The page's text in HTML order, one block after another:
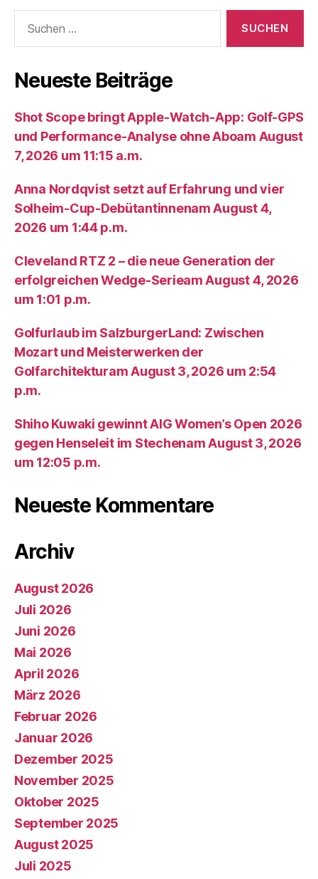
nach:
Neueste Beiträge
Shot Scope bringt Apple-Watch-App: Golf-GPS
und Performance-Analyse ohne Aboam August
7, 2026 um 11:15 a.m.
Anna Nordqvist setzt auf Erfahrung und vier
Solheim-Cup-Debütantinnenam August 4,
2026 um 1:44 p.m.
Cleveland RTZ 2 – die neue Generation der
erfolgreichen Wedge-Serieam August 4, 2026
um 1:01 p.m.
Golfurlaub im SalzburgerLand: Zwischen
Mozart und Meisterwerken der
Golfarchitekturam August 3, 2026 um 2:54
p.m.
Shiho Kuwaki gewinnt AIG Women’s Open 2026
gegen Henseleit im Stechenam August 3, 2026
um 12:05 p.m.
Neueste Kommentare
Archiv
August 2026
Juli 2026
Juni 2026
Mai 2026
April 2026
März 2026
Februar 2026
Januar 2026
Dezember 2025
November 2025
Oktober 2025
September 2025
August 2025
Juli 2025